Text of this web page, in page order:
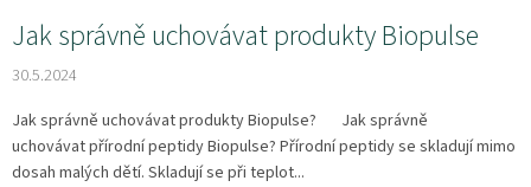
Jak správně uchovávat produkty Biopulse
30.5.2024
Jak správně uchovávat produkty Biopulse? Jak správně
uchovávat přírodní peptidy Biopulse? Přírodní peptidy se skladují mimo
dosah malých dětí. Skladují se při teplot...